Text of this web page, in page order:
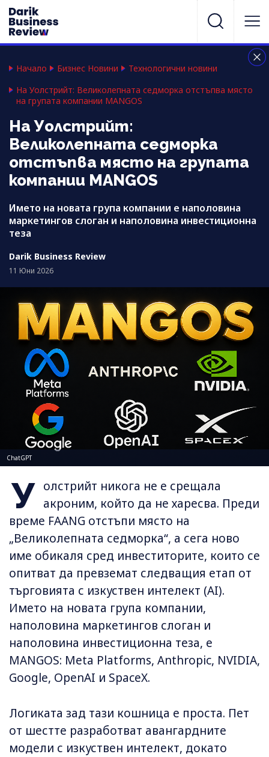
Начало Бизнес Новини
Технологични новини
На Уолстрийт: Великолепната седморка отстъпва място
на групата компании MANGOS
На Уолстрийт:
Великолепната седморка
отстъпва място на групата
компании MANGOS
Името на новата група компании е наполовина
маркетингов слоган и наполовина инвестиционна
теза
Darik Business Review
11 Юни 2026
ChatGPT
У олстрийт никога не е срещала
акроним, който да не харесва. Преди
време FAANG отстъпи място на
„Великолепната седморка“, а сега ново
име обикаля сред инвеститорите, които се
опитват да превземат следващия етап от
търговията с изкуствен интелект (AI).
Името на новата група компании,
наполовина маркетингов слоган и
наполовина инвестиционна теза, е
MANGOS: Meta Platforms, Anthropic, NVIDIA,
Google, OpenAI и SpaceX.
Логиката зад тази кошница е проста. Пет
от шестте разработват авангардните
модели с изкуствен интелект, докато